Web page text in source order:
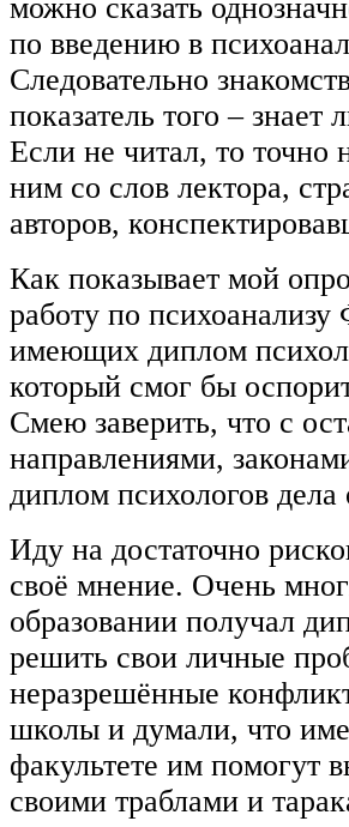
можно сказать
по введению в
Следовательно
показатель того –
Если не читал, то точно
ним со слов лектора,
авторов,
Как показывает мой
работу по
имеющих диплом
который смог бы
Смею заверить, что с
направлениями,
диплом психологов
Иду на достаточно
своё мнение. Очень
образовании получал
решить свои личные
неразрешённые
школы и думали, что
факультете им помогут
своими траблами и